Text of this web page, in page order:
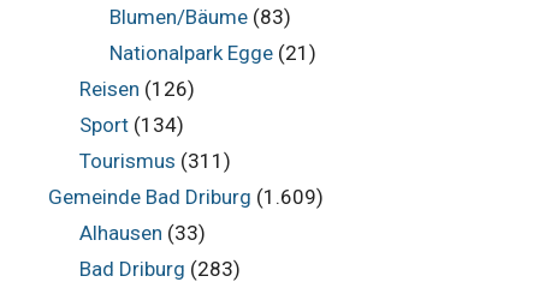
Blumen/Bäume (83)
Nationalpark Egge (21)
Reisen (126)
Sport(134)
Tourismus (311)
Gemeinde Bad Driburg (1.609)
Alhausen (33)
Bad Driburg (283)